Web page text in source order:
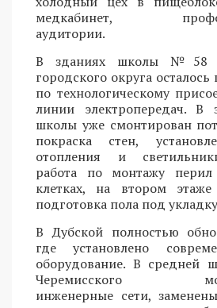
медкабинет,
аудитории.
В зданиях школы №58
городского округа
по технологическому
линии электропередач. В
школы уже смонтирован
покраска стен,
отопления и
работа по монтажу
клетках, на втором этаже
подготовка пола под
В Дубской полностью
где установлено
оборудование. В средней
Черемисского
инженерные сети,